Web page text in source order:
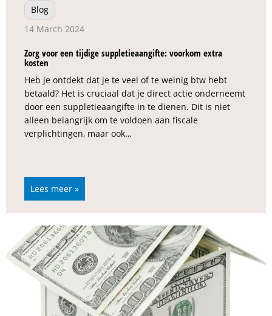
Blog
14 March 2024
Zorg voor een tijdige suppletieaangifte: voorkom extra
kosten
Heb je ontdekt dat je te veel of te weinig btw hebt
betaald? Het is cruciaal dat je direct actie onderneemt
door een suppletieaangifte in te dienen. Dit is niet
alleen belangrijk om te voldoen aan fiscale
verplichtingen, maar ook…
Lees meer »